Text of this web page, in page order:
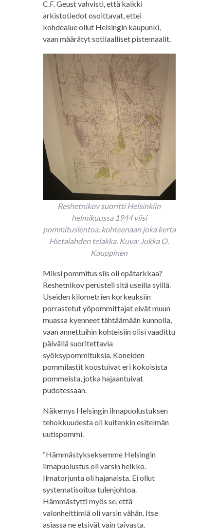
C.F. Geust vahvisti, että kaikki
arkistotiedot osoittavat, ettei
kohdealue ollut Helsingin kaupunki,
vaan määrätyt sotilaalliset pistemaalit.
Reshetnikov suoritti Helsinkiin
helmikuussa 1944 viisi
pommituslentoa, kohteenaan joka kerta
Hietalahden telakka. Kuva: Jukka O.
Kauppinen
Miksi pommitus siis oli epätarkkaa?
Reshetnikov perusteli sitä useilla syillä.
Useiden kilometrien korkeuksiin
porrastetut yöpommittajat eivät muun
muassa kyenneet tähtäämään kunnolla,
vaan annettuihin kohteisiin olisi vaadittu
päivällä suoritettavia
syöksypommituksia. Koneiden
pommilastit koostuivat eri kokoisista
pommeista, jotka hajaantuivat
pudotessaan.
Näkemys Helsingin ilmapuolustuksen
tehokkuudesta oli kuitenkin esitelmän
uutispommi.
“Hämmästykseksemme Helsingin
ilmapuolustus oli varsin heikko.
Ilmatorjunta oli hajanaista. Ei ollut
systematisoitua tulenjohtoa.
Hämmästytti myös se, että
valonheittimiä oli varsin vähän. Itse
asiassa ne etsivät vain taivasta.